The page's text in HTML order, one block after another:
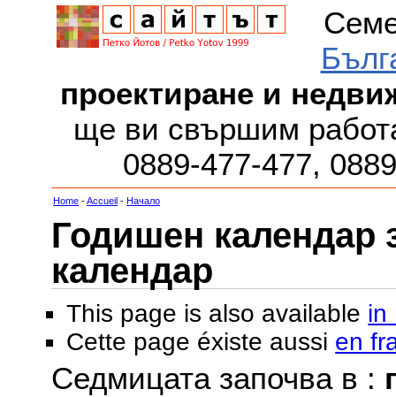
проектиране и
ще ви свършим
0889-477-477,
Home -Accueil - Начало
Годишен календар
календар
This page is also available in
Cette page éxiste aussi en
Седмицата започва в :